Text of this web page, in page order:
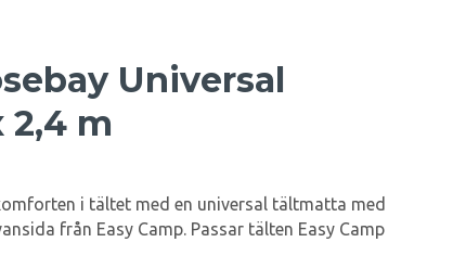
Universal
2,4 m
i tältet med en universal tältmatta med
från Easy Camp. Passar tälten Easy Camp